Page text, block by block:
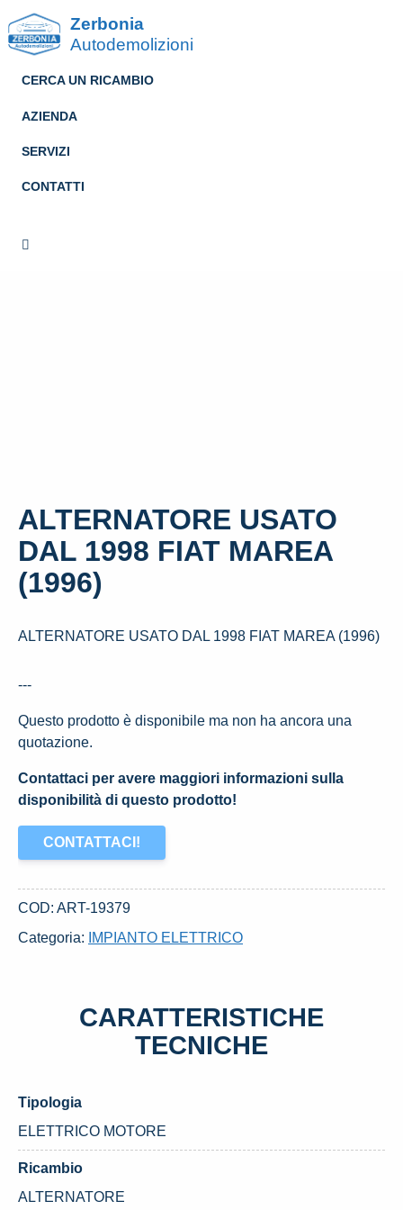
Zerbonia
Autodemolizioni
CERCA UN RICAMBIO
AZIENDA
SERVIZI
CONTATTI
ALTERNATORE USATO
DAL 1998 FIAT MAREA
(1996)
ALTERNATORE USATO DAL 1998 FIAT MAREA (1996)
---
Questo prodotto è disponibile ma non ha ancora una
quotazione.
Contattaci per avere maggiori informazioni sulla
disponibilità di questo prodotto!
CONTATTACI!
COD: ART-19379
Categoria:
IMPIANTO ELETTRICO
CARATTERISTICHE
TECNICHE
Tipologia
ELETTRICO MOTORE
Ricambio
ALTERNATORE